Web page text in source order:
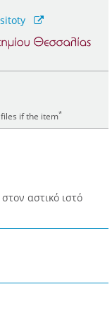
if the item*
αστικό ιστό